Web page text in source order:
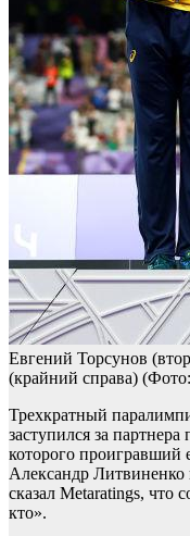
Евгений Торсунов
(крайний справа)
Трехкратный
заступился за
которого
Александр Литвиненко
сказал Metaratings, что
кто».